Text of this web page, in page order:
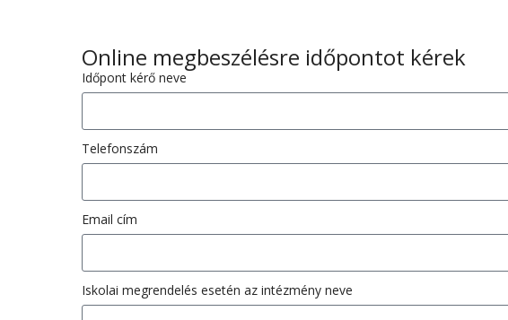
Online megbeszélésre időpontot kérek
Időpont kérő neve
Telefonszám
Email cím
Iskolai megrendelés esetén az intézmény neve